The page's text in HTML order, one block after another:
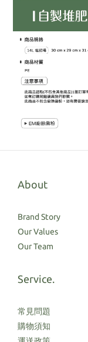
About
Brand Story
Our Values
Our Team
Service.
常見問題
購物須知